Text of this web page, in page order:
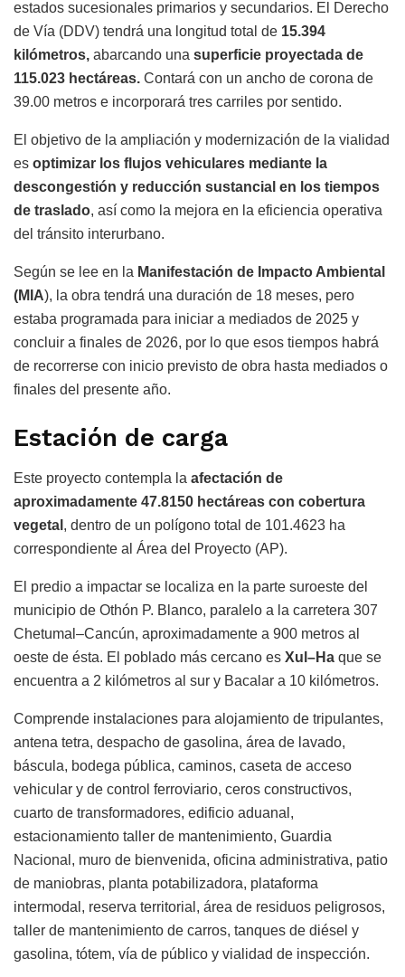
estados sucesionales primarios y secundarios. El Derecho
de Vía (DDV) tendrá una longitud total de 15.394
kilómetros, abarcando una superficie proyectada de
115.023 hectáreas. Contará con un ancho de corona de
39.00 metros e incorporará tres carriles por sentido.
El objetivo de la ampliación y modernización de la vialidad
es optimizar los flujos vehiculares mediante la
descongestión y reducción sustancial en los tiempos
de traslado, así como la mejora en la eficiencia operativa
del tránsito interurbano.
Según se lee en la Manifestación de Impacto Ambiental
(MIA), la obra tendrá una duración de 18 meses, pero
estaba programada para iniciar a mediados de 2025 y
concluir a finales de 2026, por lo que esos tiempos habrá
de recorrerse con inicio previsto de obra hasta mediados o
finales del presente año.
Estación de carga
Este proyecto contempla la afectación de
aproximadamente 47.8150 hectáreas con cobertura
vegetal , dentro de un polígono total de 101.4623 ha
correspondiente al Área del Proyecto (AP).
El predio a impactar se localiza en la parte suroeste del
municipio de Othón P. Blanco, paralelo a la carretera 307
Chetumal–Cancún, aproximadamente a 900 metros al
oeste de ésta. El poblado más cercano es Xul–Ha que se
encuentra a 2 kilómetros al sur y Bacalar a 10 kilómetros.
Comprende instalaciones para alojamiento de tripulantes,
antena tetra, despacho de gasolina, área de lavado,
báscula, bodega pública, caminos, caseta de acceso
vehicular y de control ferroviario, ceros constructivos,
cuarto de transformadores, edificio aduanal,
estacionamiento taller de mantenimiento, Guardia
Nacional, muro de bienvenida, oficina administrativa, patio
de maniobras, planta potabilizadora, plataforma
intermodal, reserva territorial, área de residuos peligrosos,
taller de mantenimiento de carros, tanques de diésel y
gasolina, tótem, vía de público y vialidad de inspección.